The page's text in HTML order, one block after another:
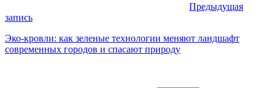
Предыдущая
запись
Эко-кровли: как зеленые технологии меняют ландшафт
современных городов и спасают природу